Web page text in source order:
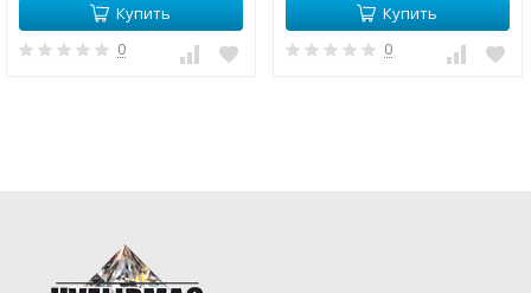
Купить
0
Купить
0